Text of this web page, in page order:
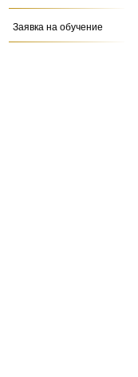
Заявка на обучение